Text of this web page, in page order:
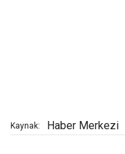
Kaynak: Haber Merkezi